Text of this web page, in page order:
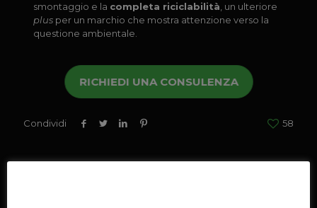
smontaggio e la completa riciclabilità, un ulteriore
plusper un marchio che mostra attenzione verso la
questione ambientale.
RICHIEDI UNA CONSULENZA
Condividi 58